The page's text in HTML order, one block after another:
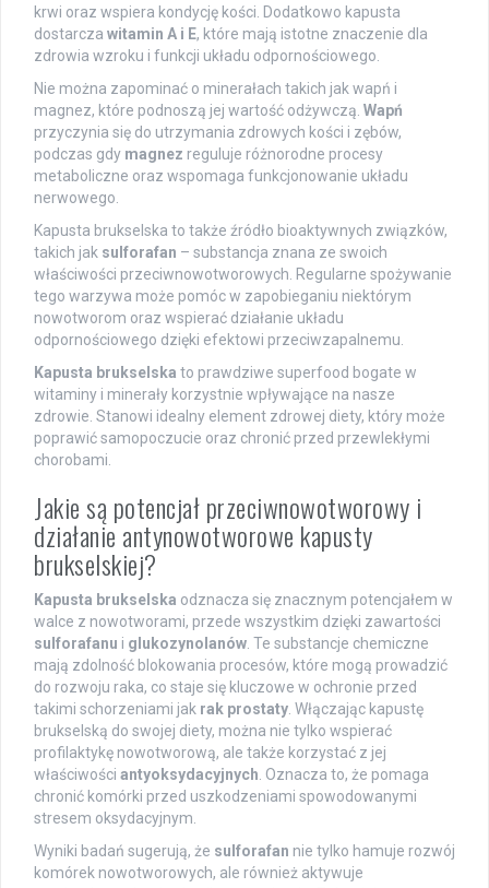
krwi oraz wspiera kondycję kości. Dodatkowo kapusta
dostarcza witamin A i E, które mają istotne znaczenie dla
zdrowia wzroku i funkcji układu odpornościowego.
Nie można zapominać o minerałach takich jak wapń i
magnez, które podnoszą jej wartość odżywczą. Wapń
przyczynia się do utrzymania zdrowych kości i zębów,
podczas gdy magnez reguluje różnorodne procesy
metaboliczne oraz wspomaga funkcjonowanie układu
nerwowego.
Kapusta brukselska to także źródło bioaktywnych związków,
takich jak sulforafan – substancja znana ze swoich
właściwości przeciwnowotworowych. Regularne spożywanie
tego warzywa może pomóc w zapobieganiu niektórym
nowotworom oraz wspierać działanie układu
odpornościowego dzięki efektowi przeciwzapalnemu.
Kapusta brukselska to prawdziwe superfood bogate w
witaminy i minerały korzystnie wpływające na nasze
zdrowie. Stanowi idealny element zdrowej diety, który może
poprawić samopoczucie oraz chronić przed przewlekłymi
chorobami.
Jakie są potencjał przeciwnowotworowy i
działanie antynowotworowe kapusty
brukselskiej?
Kapusta brukselska odznacza się znacznym potencjałem w
walce z nowotworami, przede wszystkim dzięki zawartości
sulforafanu i glukozynolanów . Te substancje chemiczne
mają zdolność blokowania procesów, które mogą prowadzić
do rozwoju raka, co staje się kluczowe w ochronie przed
takimi schorzeniami jak rak prostaty . Włączając kapustę
brukselską do swojej diety, można nie tylko wspierać
profilaktykę nowotworową, ale także korzystać z jej
właściwości antyoksydacyjnych . Oznacza to, że pomaga
chronić komórki przed uszkodzeniami spowodowanymi
stresem oksydacyjnym.
Wyniki badań sugerują, że sulforafan nie tylko hamuje rozwój
komórek nowotworowych, ale również aktywuje